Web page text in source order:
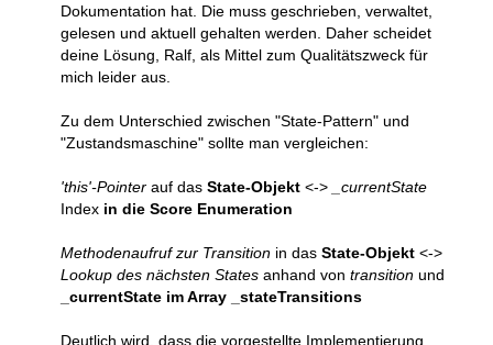
Dokumentation hat. Die muss geschrieben, verwaltet,
gelesen und aktuell gehalten werden. Daher scheidet
deine Lösung, Ralf, als Mittel zum Qualitätszweck für
mich leider aus.
Zu dem Unterschied zwischen "State-Pattern" und
"Zustandsmaschine" sollte man vergleichen:
'this'-Pointer auf das State-Objekt <->
_currentState
Index in die Score Enumeration
Methodenaufruf zur Transition in das State-Objekt <->
Lookup des nächsten States anhand von transition und
_currentState im Array _stateTransitions
Deutlich wird, dass die vorgestellte Implementierung